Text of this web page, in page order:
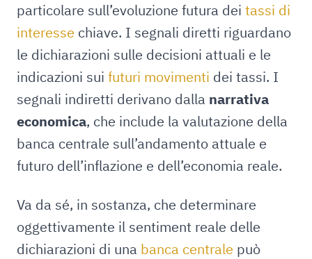
particolare sull’evoluzione futura dei tassi di
interesse chiave. I segnali diretti riguardano
le dichiarazioni sulle decisioni attuali e le
indicazioni sui futuri movimenti dei tassi. I
segnali indiretti derivano dalla narrativa
economica, che include la valutazione della
banca centrale sull’andamento attuale e
futuro dell’inflazione e dell’economia reale.
Va da sé, in sostanza, che determinare
oggettivamente il sentiment reale delle
dichiarazioni di una banca centrale può